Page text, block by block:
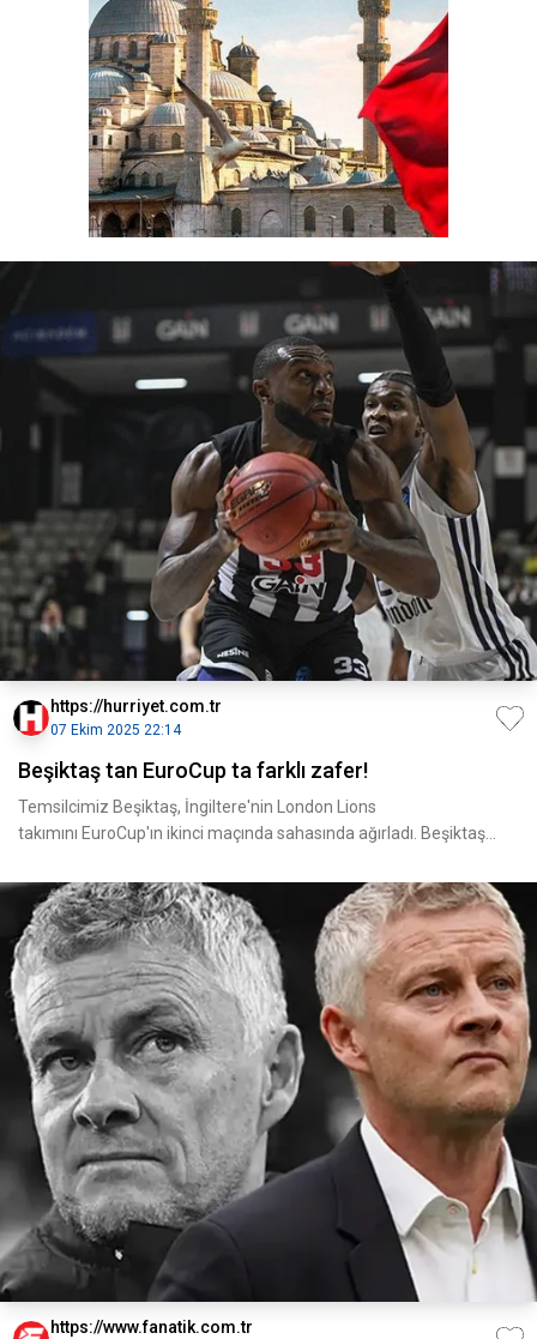
https://hurriyet.com.tr
07 Ekim 2025 22:14
Beşiktaş tan EuroCup ta farklı zafer!
Temsilcimiz Beşiktaş, İngiltere'nin London Lions
takımını EuroCup'ın ikinci maçında sahasında ağırladı. Beşiktaş
https://www.fanatik.com.tr